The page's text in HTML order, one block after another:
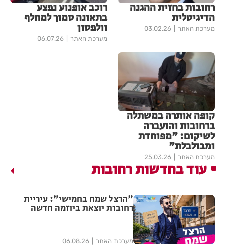
רחובות בחזית ההגנה
הדיגיטלית
מערכת האתר 03.02.26
רוכב אופנוע נפצע
בתאונה סמוך למחלף
וולפסון
מערכת האתר 06.07.26
קופה אותרה במשתלה
ברחובות והועברה
לשיקום: "מפוחדת
ומבולבלת"
מערכת האתר 25.03.26
עוד בחדשות רחובות
"הרצל שמח בחמישי": עיריית
רחובות יוצאת ביוזמה חדשה
מערכת האתר 06.08.26